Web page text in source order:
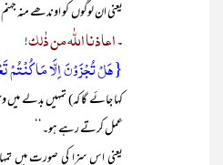
یعنی ان لوگوں کو اوندھے منہ
۔اعاذنا اللّٰہ من ذٰلک!
{ہَلۡ تُجۡزَوۡنَ اِلَّا مَا کُنۡتُمۡ
کہا جائے گا کہ) تمہیں بدلے میں
عمل کرتے رہے ہو۔‘‘
یعنی اس سزا کی صورت میں